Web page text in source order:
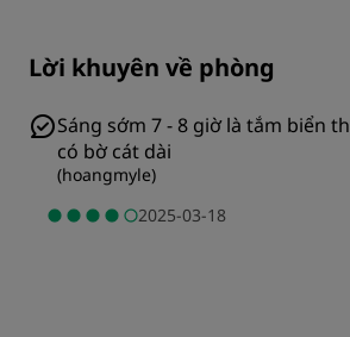
Lời khuyên về phòng
Sáng sớm 7 - 8 giờ là tắm biển
có bờ cát dài
(hoangmyle)
2025-03-18